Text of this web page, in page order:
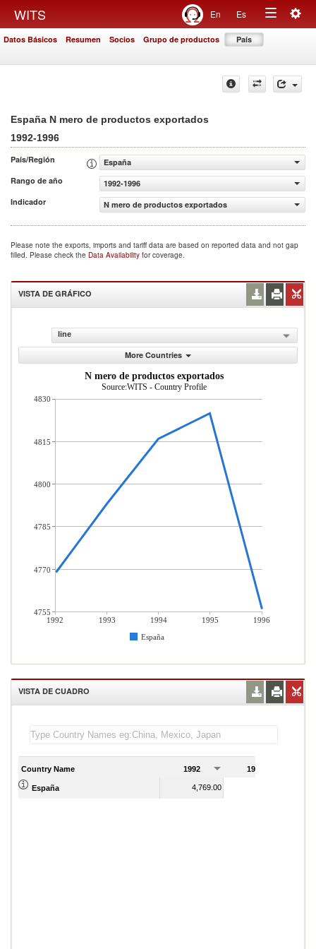
WITS En Es
Toggle
Datos Básicos Resumen Socios Grupo de productos País
España N mero de productos exportados
1992-1996
País/Región
España
Rango de año
1992-1996
Indicador
N mero de productos exportados
Please note the exports, imports and tariff data are based on reported data and not gap
filled. Please check the Data Availability for coverage.
VISTA DE GRÁFICO
line
More Countries
N mero de productos exportados
Source:WITS - Country Profile
1992 1993 1994 1995
1996
España
4830
4815
4800
4785
4770
4755
VISTA DE CUADRO
Country Name 1992 1993
España 4,769.00